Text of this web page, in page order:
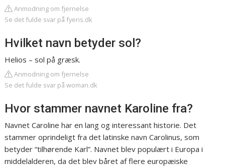
Anmodning om fjernelse
Se det fulde svar på fyens.dk
Hvilket navn betyder sol?
Helios – sol på græsk.
Anmodning om fjernelse
Se det fulde svar på woman.dk
Hvor stammer navnet Karoline fra?
Navnet Caroline har en lang og interessant historie. Det
stammer oprindeligt fra det latinske navn Carolinus, som
betyder “tilhørende Karl”. Navnet blev populært i Europa i
middelalderen, da det blev båret af flere europæiske